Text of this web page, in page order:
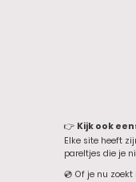
👉 Kijk ook
Elke site heeft
pareltjes die je
💿 Of je nu